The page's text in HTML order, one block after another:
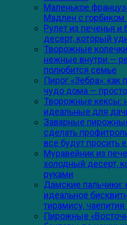
Маленькое
Мадлен с горбиком
Рулет из печенья и
десерт, который
Творожные
нежные внутри —
полюбится семье
Пирог «Зебра»: как
чудо дома —
Творожные кексы:
идеальные для
Заварные
сделать
все будут просить
Муравейник из
холодный десерт,
руками
Дамские пальчики:
идеальное
тирамису,
Пирожные